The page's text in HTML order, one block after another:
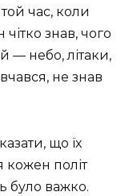
час, коли
знав, чого
— небо, літаки,
не знав
що їх
кожен політ
було важко.